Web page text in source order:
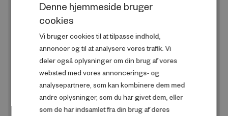
Familie og sociale forhold
Produktivitet og velstand
Skole og uddannelse
Sundhed og trivsel
UDGIVELSESÅR
Denne hjemmeside bruger
cookies
Vi bruger cookies til at tilpasse indhold,
annoncer og til at analysere vores trafik. Vi
deler også oplysninger om din brug af vores
websted med vores annoncerings- og
analysepartnere, som kan kombinere dem med
andre oplysninger, som du har givet dem, eller
som de har indsamlet fra din brug af deres